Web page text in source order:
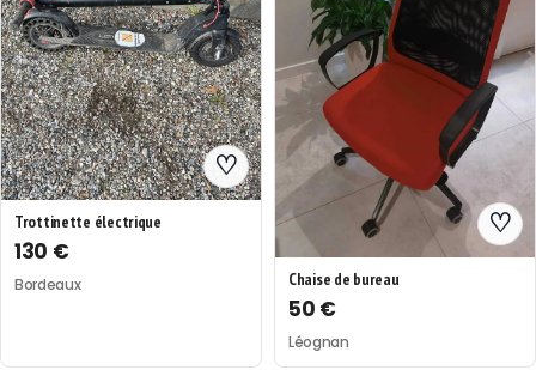
♡
Trottinette électrique
130 €
Bordeaux
♡
Chaise de bureau
50 €
Léognan